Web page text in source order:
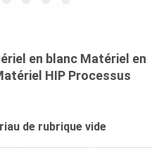
en blanc Matériel en
HIP Processus
de rubrique vide